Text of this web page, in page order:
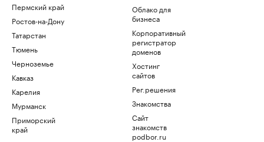
Пермский край
Ростов-на-Дону
Татарстан
Тюмень
Черноземье
Кавказ
Карелия
Мурманск
Приморский
край
Облако для
бизнеса
Корпоративный
регистратор
доменов
Хостинг
сайтов
Рег.решения
Знакомства
Сайт
знакомств
podbor.ru